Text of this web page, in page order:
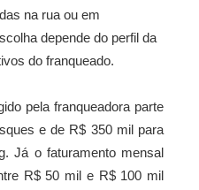
na rua ou em
depende do perfil da
do franqueado.
pela franqueadora parte
e de R$ 350 mil para
Já o faturamento mensal
R$ 50 mil e R$ 100 mil